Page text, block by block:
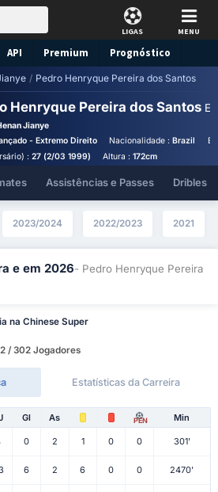
LIGAS MENU
API Premium Prognóstico
/ Pedro Henryque Pereira dos Santos
Henryque Pereira dos Santos
Jianye
- Extremo Direito Nacionalidade :Brazil
: 27 (2/03 1999) Altura :172cm
Assistências e Passes Dribles
2023/2024 2022/2023 2021
e em 2026- Pedro Henryque Pereira
na Chinese Super
/ 302 Jogadores
Estatísticas da Carreira
Gl As PEN Min
0 2 1 0 0 301'
6 2 6 0 0 2470'